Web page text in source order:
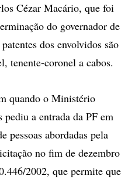
Cézar Macário, que foi
do governador de
dos envolvidos são
tenente-coronel a cabos.
quando o Ministério
a entrada da PF em
pessoas abordadas pela
no fim de dezembro
2002, que permite que